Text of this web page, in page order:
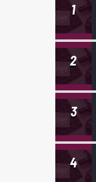
1
2
3
4